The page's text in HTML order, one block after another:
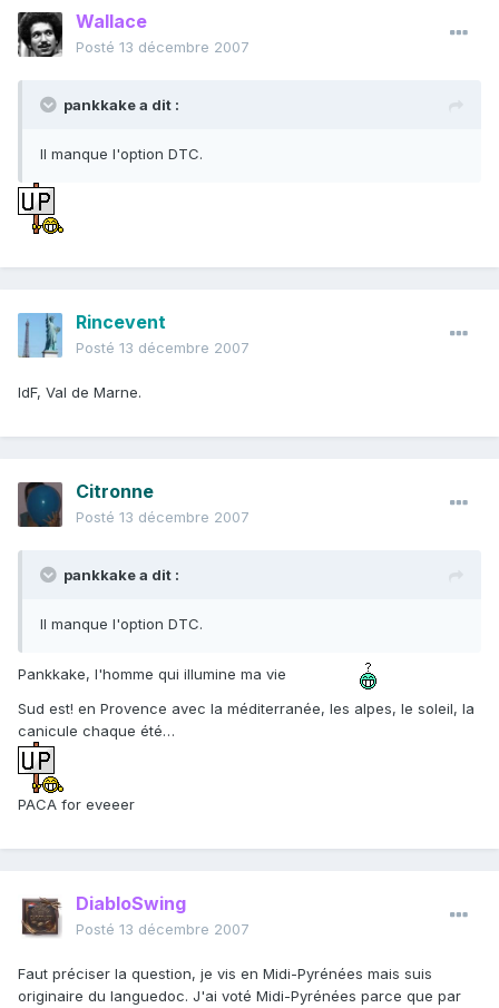
Wallace
Posté 13 décembre 2007
pankkake a dit :
Il manque l'option DTC.
Rincevent
Posté 13 décembre 2007
IdF, Val de Marne.
Citronne
Posté 13 décembre 2007
pankkake a dit :
Il manque l'option DTC.
Pankkake, l'homme qui illumine ma vie
Sud est! en Provence avec la méditerranée, les alpes, le soleil, la
canicule chaque été…
PACA for eveeer
DiabloSwing
Posté 13 décembre 2007
Faut préciser la question, je vis en Midi-Pyrénées mais suis
originaire du languedoc. J'ai voté Midi-Pyrénées parce que par